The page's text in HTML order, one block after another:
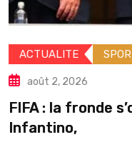
ACTUALITE
août 2, 2026
FIFA : la fronde
Infantino,